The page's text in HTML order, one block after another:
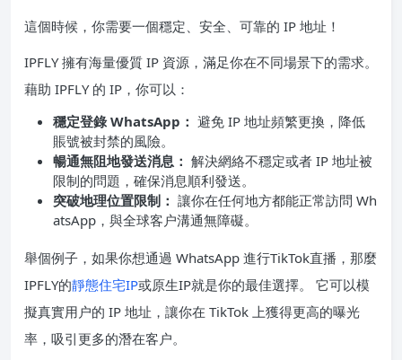
這個時候，你需要一個穩定、安全、可靠的 IP 地址！
IPFLY 擁有海量優質 IP 資源，滿足你在不同場景下的需求。
藉助 IPFLY 的 IP，你可以：
穩定登錄 WhatsApp： 避免 IP 地址頻繁更換，降低
賬號被封禁的風險。
暢通無阻地發送消息： 解決網絡不穩定或者 IP 地址被
限制的問題，確保消息順利發送。
突破地理位置限制： 讓你在任何地方都能正常訪問 Wh
atsApp，與全球客户溝通無障礙。
舉個例子，如果你想通過 WhatsApp 進行TikTok直播，那麼
IPFLY的靜態住宅IP或原生IP就是你的最佳選擇。 它可以模
擬真實用户的 IP 地址，讓你在 TikTok 上獲得更高的曝光
率，吸引更多的潛在客户。